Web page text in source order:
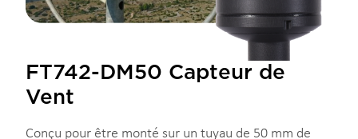
FT742-DM50 Capteur de
Vent
Conçu pour être monté sur un tuyau de 50 mm de